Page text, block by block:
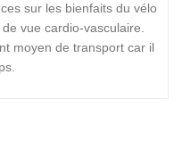
sur les bienfaits du vélo
vue cardio-vasculaire.
moyen de transport car il